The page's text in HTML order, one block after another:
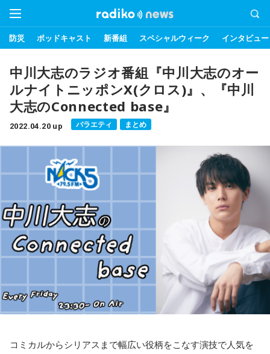
防災 ポッドキャスト 新番組 スペシャルウィーク インタビュー
中川大志のラジオ番組『中川大志のオー
ルナイトニッポンX(クロス)』、『中川
大志のConnected base』
2022.04.20 up バラエティ まとめ
コミカルからシリアスまで幅広い役柄をこなす演技で人気を